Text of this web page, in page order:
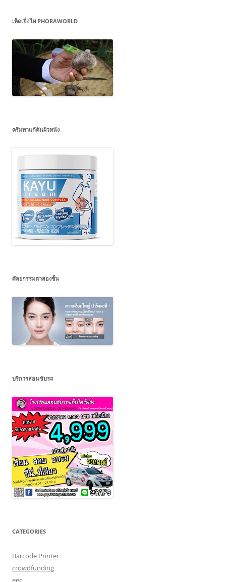
เห็ดเยื่อไผ่ PHORAWORLD
ครีมทาแก้คันผิวหนัง
ศัลยกรรมตาสองชั้น
บริการสอนขับรถ
CATEGORIES
Barcode Printer
crowdfunding
eec